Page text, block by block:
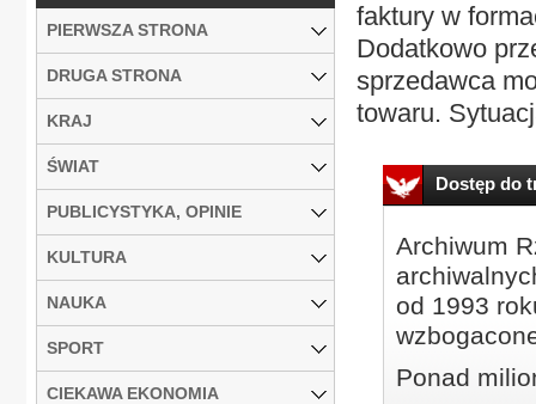
faktury w
Dodatkowo
sprzedawca
towaru.
Dostęp do
Archiwum
od 1993
Ponad
PIERWSZA STRONA
DRUGA STRONA
KRAJ
ŚWIAT
PUBLICYSTYKA, OPINIE
KULTURA
NAUKA
SPORT
CIEKAWA EKONOMIA